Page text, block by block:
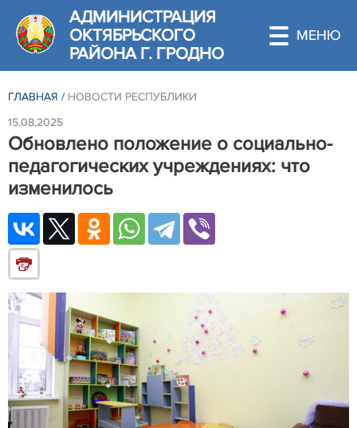
АДМИНИСТРАЦИЯ
ОКТЯБРЬСКОГО
РАЙОНА Г. ГРОДНО
ГЛАВНАЯ / НОВОСТИ РЕСПУБЛИКИ
15.08.2025
Обновлено положение о социально-
педагогических учреждениях: что
изменилось